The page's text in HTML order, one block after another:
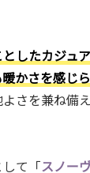
したカジュ
かさを感じ
さを兼ね備
て「スノー